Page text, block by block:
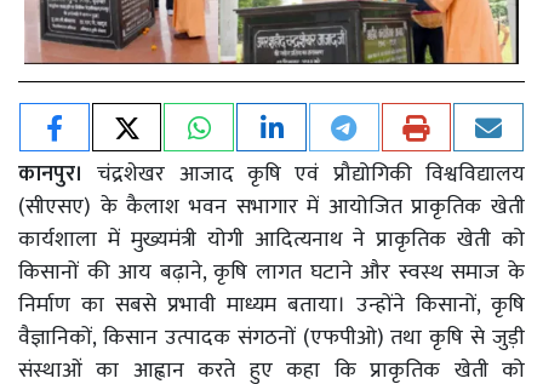
कानपुर। चंद्रशेखर आजाद कृषि एवं प्रौद्योगिकी विश्वविद्यालय
(सीएसए) के कैलाश भवन सभागार में आयोजित प्राकृतिक खेती
कार्यशाला में मुख्यमंत्री योगी आदित्यनाथ ने प्राकृतिक खेती को
किसानों की आय बढ़ाने, कृषि लागत घटाने और स्वस्थ समाज के
निर्माण का सबसे प्रभावी माध्यम बताया। उन्होंने किसानों, कृषि
वैज्ञानिकों, किसान उत्पादक संगठनों (एफपीओ) तथा कृषि से जुड़ी
संस्थाओं का आह्वान करते हुए कहा कि प्राकृतिक खेती को